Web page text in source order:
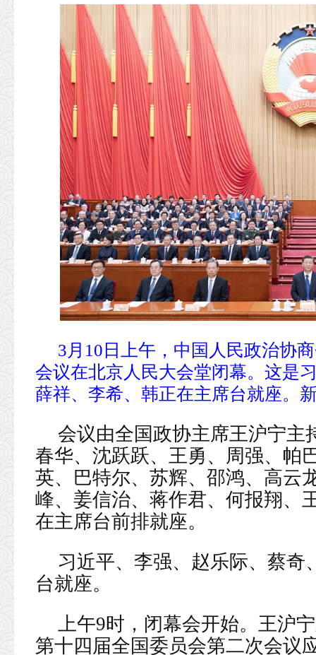
3月10日上午，中国人民政治协
会议在北京人民大会堂闭幕。这是
薛祥、李希、韩正在主席台就座。
会议由全国政协主席王沪宁主
春华、沈跃跃、王勇、周强、帕
英、巴特尔、苏辉、邵鸿、高云
峰、姜信治、蒋作君、何报翔、
在主席台前排就座。
习近平、李强、赵乐际、蔡奇
台就座。
上午9时，闭幕会开始。王沪
第十四届全国委员会第二次会议